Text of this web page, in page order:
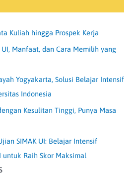
Kuliah hingga Prospek Kerja
Manfaat, dan Cara Memilih yang
Yogyakarta, Solusi Belajar Intensif
Indonesia
Kesulitan Tinggi, Punya Masa
SIMAK UI: Belajar Intensif
untuk Raih Skor Maksimal